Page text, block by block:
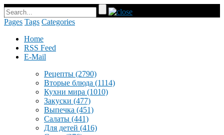
Pages Tags Categories
Home
RSS Feed
E-Mail
Рецепты (2790)
Вторые блюда (1114)
Кухни мира (1010)
Закуски (477)
Выпечка (451)
Салаты (441)
Для детей (416)